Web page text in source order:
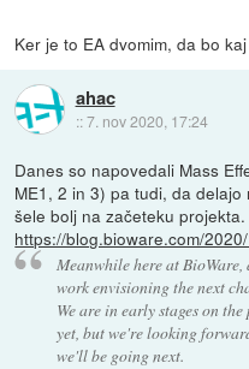
Ker je to EA dvomim, da bo
ahac
::7. nov 2020, 17:24
Danes so napovedali Mass
ME1, 2 in 3) pa tudi, da
šele bolj na začeteku projekta.
https://blog.bioware.com/
Meanwhile here at BioWare,
work envisioning the next
We are in early stages on
yet, but we're looking
we'll be going next.